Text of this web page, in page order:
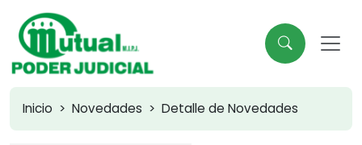
Inicio Novedades Detalle de Novedades